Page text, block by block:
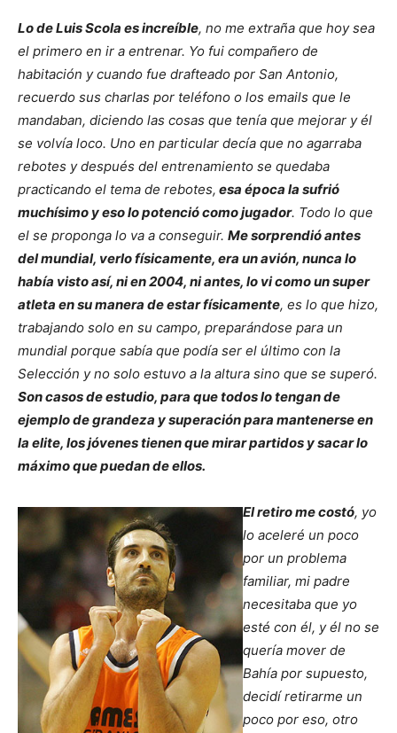
Lo de Luis Scola es increíble, no me extraña que hoy sea
el primero en ir a entrenar. Yo fui compañero de
habitación y cuando fue drafteado por San Antonio,
recuerdo sus charlas por teléfono o los emails que le
mandaban, diciendo las cosas que tenía que mejorar y él
se volvía loco. Uno en particular decía que no agarraba
rebotes y después del entrenamiento se quedaba
practicando el tema de rebotes, esa época la sufrió
muchísimo y eso lo potenció como jugador. Todo lo que
el se proponga lo va a conseguir. Me sorprendió antes
del mundial, verlo físicamente, era un avión, nunca lo
había visto así, ni en 2004, ni antes, lo vi como un super
atleta en su manera de estar físicamente, es lo que hizo,
trabajando solo en su campo, preparándose para un
mundial porque sabía que podía ser el último con la
Selección y no solo estuvo a la altura sino que se superó.
Son casos de estudio, para que todos lo tengan de
ejemplo de grandeza y superación para mantenerse en
la elite, los jóvenes tienen que mirar partidos y sacar lo
máximo que puedan de ellos.
El retiro me costó, yo
lo aceleré un poco
por un problema
familiar, mi padre
necesitaba que yo
esté con él, y él no se
quería mover de
Bahía por supuesto,
decidí retirarme un
poco por eso, otro